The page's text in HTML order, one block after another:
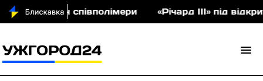
аукціон співполімери «Річард ІІІ» під